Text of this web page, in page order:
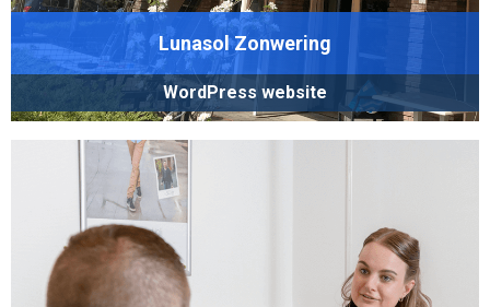
Lunasol Zonwering
WordPress website